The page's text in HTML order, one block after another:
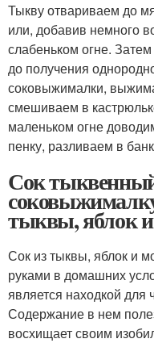
Тыкву отвариваем до
или, добавив немного
слабеньком огне.
до получения
соковыжималки,
смешиваем в
маленьком огне
пенку, разливаем в
Сок
тыквы, яблок
Сок из тыквы, яблок и
руками в домашних
является находкой для
Содержание в нем
восхищает своим